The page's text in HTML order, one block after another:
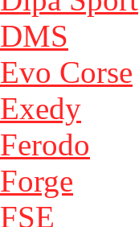
DMS
Evo Corse
Exedy
Ferodo
Forge
FSE